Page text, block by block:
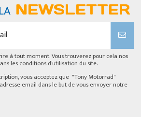
NEWSLETTER
à tout moment. Vous trouverez pour cela nos
les conditions d'utilisation du site.
vous acceptez que "Tony Motorrad"
email dans le but de vous envoyer notre